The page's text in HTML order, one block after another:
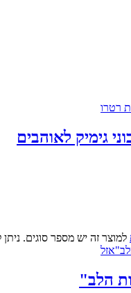
גימיק לאוהבים
למוצר זה יש מספר סוגים.
אזל
הלב"